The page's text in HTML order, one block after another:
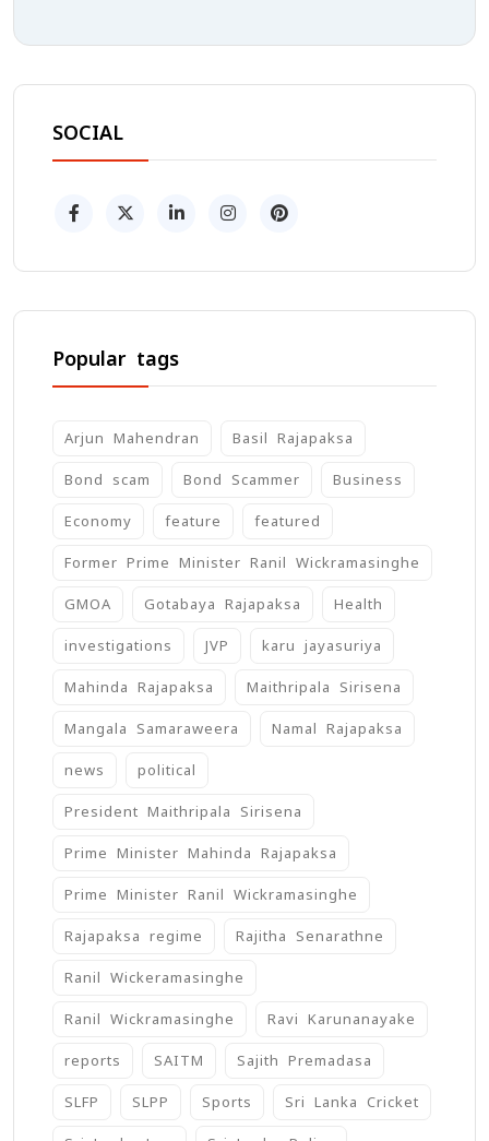
SOCIAL
Popular tags
Arjun Mahendran Basil Rajapaksa
Bond scam Bond Scammer Business
Economy feature featured
Former Prime Minister Ranil Wickramasinghe
GMOA Gotabaya Rajapaksa Health
investigations JVP karu jayasuriya
Mahinda Rajapaksa Maithripala Sirisena
Mangala Samaraweera Namal Rajapaksa
news political
President Maithripala Sirisena
Prime Minister Mahinda Rajapaksa
Prime Minister Ranil Wickramasinghe
Rajapaksa regime Rajitha Senarathne
Ranil Wickeramasinghe
Ranil Wickramasinghe Ravi Karunanayake
reports SAITM Sajith Premadasa
SLFP SLPP Sports Sri Lanka Cricket